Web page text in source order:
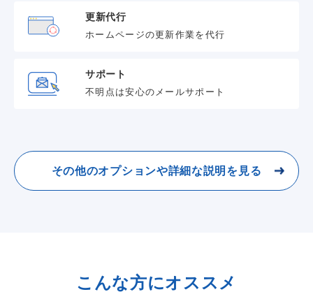
更新代行
ホームページの更新作業を代行
サポート
不明点は安心のメールサポート
その他のオプションや詳細な説明を見る
こんな方にオススメ